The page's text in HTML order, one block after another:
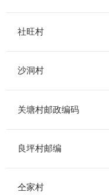
社旺村
沙洞村
关塘村邮政编码
良坪村邮编
仝家村